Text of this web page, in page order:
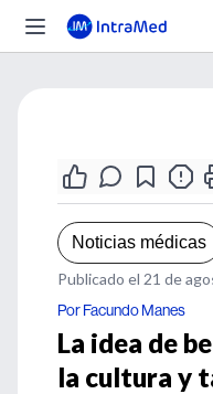
Noticias médicas
Publicado el 21 de
Por Facundo Manes
La idea de
la cultura y